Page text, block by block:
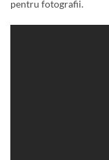
pentru fotografii.